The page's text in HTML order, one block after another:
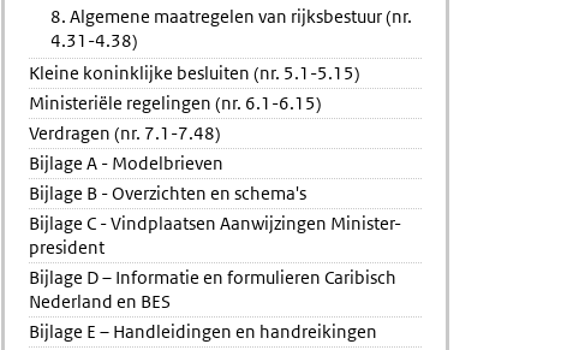
8. Algemene maatregelen van rijksbestuur (nr.
4.31-4.38)
Kleine koninklijke besluiten (nr. 5.1-5.15)
Ministeriële regelingen (nr. 6.1-6.15)
Verdragen (nr. 7.1-7.48)
Bijlage A - Modelbrieven
Bijlage B - Overzichten en schema's
Bijlage C - Vindplaatsen Aanwijzingen Minister-
president
Bijlage D – Informatie en formulieren Caribisch
Nederland en BES
Bijlage E – Handleidingen en handreikingen